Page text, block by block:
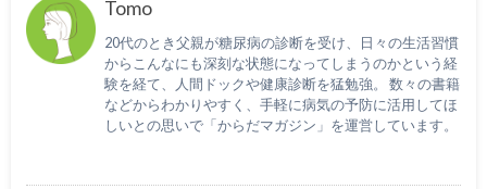
Tomo
20代のとき父親が糖尿病の診断を受け、日々の生活習慣
からこんなにも深刻な状態になってしまうのかという経
験を経て、人間ドックや健康診断を猛勉強。 数々の書籍
などからわかりやすく、手軽に病気の予防に活用してほ
しいとの思いで「からだマガジン」を運営しています。